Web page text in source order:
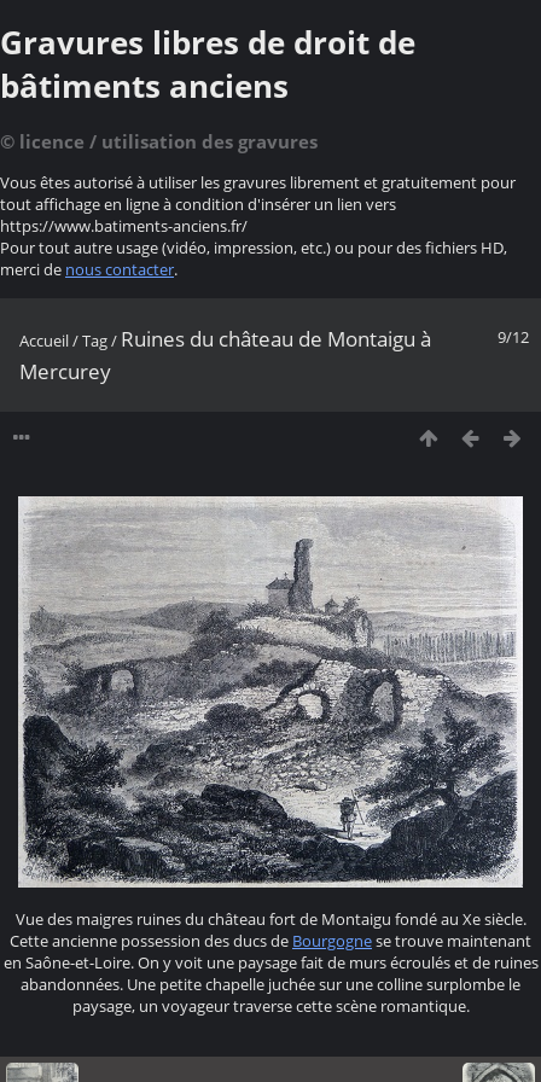
Gravures libres de droit de
bâtiments anciens
© licence / utilisation des gravures
Vous êtes autorisé à utiliser les gravures librement et gratuitement pour
tout affichage en ligne à condition d'insérer un lien vers
https://www.batiments-anciens.fr/
Pour tout autre usage (vidéo, impression, etc.) ou pour des fichiers HD,
merci de nous contacter.
9/12
Accueil/Tag/ Ruines du château de Montaigu à
Mercurey
Vue des maigres ruines du château fort de Montaigu fondé au Xe siècle.
Cette ancienne possession des ducs de Bourgognese trouve maintenant
en Saône-et-Loire. On y voit une paysage fait de murs écroulés et de ruines
abandonnées. Une petite chapelle juchée sur une colline surplombe le
paysage, un voyageur traverse cette scène romantique.